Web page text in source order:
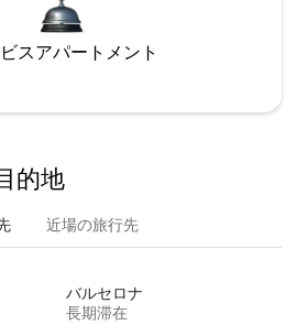
スアパートメント
的⁠地
近場の旅行先
バルセロナ
長期滞在